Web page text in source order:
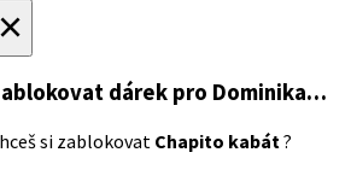
dárek pro Dominika…
si zablokovat Chapito kabát ?